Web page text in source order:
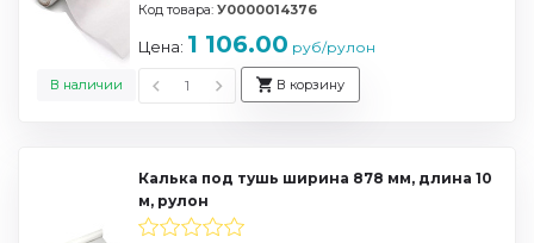
В наличии
Код товара: У0000014376
Цена: 1 106.00 руб/рулон
В корзину
Калька под тушь ширина 878 мм, длина 10
м, рулон